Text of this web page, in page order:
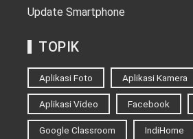
Update Smartphone
TOPIK
Aplikasi Foto Aplikasi Kamera
Aplikasi Video Facebook
Google Classroom IndiHome